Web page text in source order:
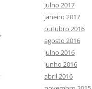
,
julho 2017
janeiro 2017
outubro 2016
agosto 2016
julho 2016
junho 2016
abril 2016